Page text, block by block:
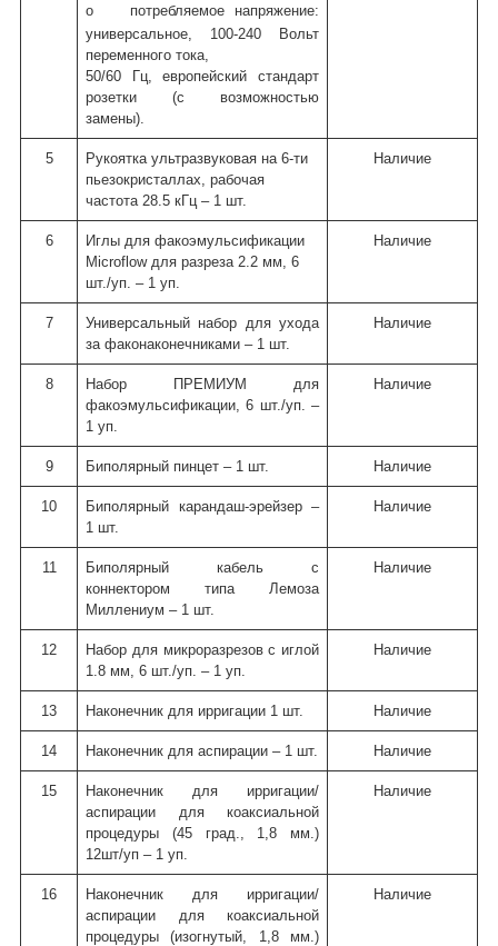
o
потребляемое напряжение:
универсальное, 100-240 Вольт
переменного тока,
50/60 Гц, европейский стандарт
розетки (с возможностью
замены).
5
Рукоятка ультразвуковая на 6-ти
пьезокристаллах, рабочая
частота 28.5 кГц – 1 шт.
Наличие
6
Иглы для факоэмульсификации
Microflow для разреза 2.2 мм, 6
шт./уп. – 1 уп.
Наличие
7
Универсальный набор для ухода
за факонаконечниками – 1 шт.
Наличие
8
Набор ПРЕМИУМ для
факоэмульсификации, 6 шт./уп. –
1 уп.
Наличие
9 Биполярный пинцет – 1 шт. Наличие
10
Биполярный карандаш-эрейзер –
1 шт.
Наличие
11
Биполярный кабель с
коннектором типа Лемоза
Миллениум – 1 шт.
Наличие
12
Набор для микроразрезов с иглой
1.8 мм, 6 шт./уп. – 1 уп.
Наличие
13 Наконечник для ирригации 1 шт. Наличие
14 Наконечник для аспирации – 1 шт. Наличие
15
Наконечник для ирригации/
аспирации для коаксиальной
процедуры (45 град., 1,8 мм.)
12шт/уп – 1 уп.
Наличие
16
Наконечник для ирригации/
аспирации для коаксиальной
процедуры (изогнутый, 1,8 мм.)
Наличие